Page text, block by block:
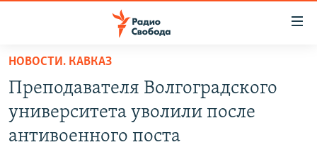
упрощенного
доступа
основному
ПОДКАСТЫ
АВТОРСКИЕ ПРОЕКТЫ
НОВОСТИ. КАВКАЗ
Преподавателя Волгоградского
университета уволили после
антивоенного поста